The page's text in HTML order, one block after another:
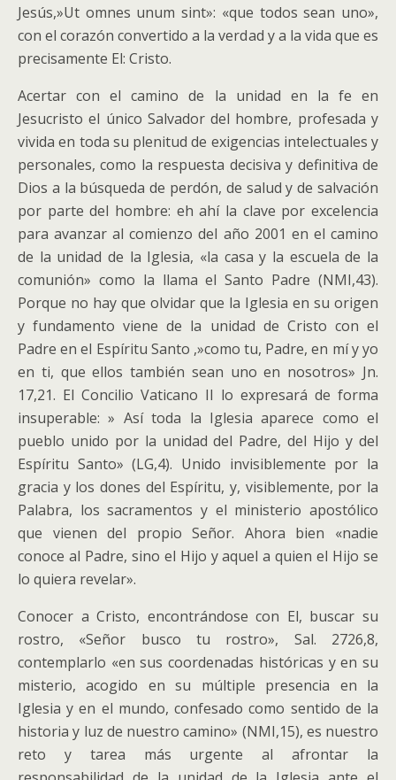
Jesús,»Ut omnes unum sint»: «que todos sean uno»,
con el corazón convertido a la verdad y a la vida que es
precisamente El: Cristo.
Acertar con el camino de la unidad en la fe en
Jesucristo el único Salvador del hombre, profesada y
vivida en toda su plenitud de exigencias intelectuales y
personales, como la respuesta decisiva y definitiva de
Dios a la búsqueda de perdón, de salud y de salvación
por parte del hombre: eh ahí la clave por excelencia
para avanzar al comienzo del año 2001 en el camino
de la unidad de la Iglesia, «la casa y la escuela de la
comunión» como la llama el Santo Padre (NMI,43).
Porque no hay que olvidar que la Iglesia en su origen
y fundamento viene de la unidad de Cristo con el
Padre en el Espíritu Santo ,»como tu, Padre, en mí y yo
en ti, que ellos también sean uno en nosotros» Jn.
17,21. El Concilio Vaticano II lo expresará de forma
insuperable: » Así toda la Iglesia aparece como el
pueblo unido por la unidad del Padre, del Hijo y del
Espíritu Santo» (LG,4). Unido invisiblemente por la
gracia y los dones del Espíritu, y, visiblemente, por la
Palabra, los sacramentos y el ministerio apostólico
que vienen del propio Señor. Ahora bien «nadie
conoce al Padre, sino el Hijo y aquel a quien el Hijo se
lo quiera revelar».
Conocer a Cristo, encontrándose con El, buscar su
rostro, «Señor busco tu rostro», Sal. 2726,8,
contemplarlo «en sus coordenadas históricas y en su
misterio, acogido en su múltiple presencia en la
Iglesia y en el mundo, confesado como sentido de la
historia y luz de nuestro camino» (NMI,15), es nuestro
reto y tarea más urgente al afrontar la